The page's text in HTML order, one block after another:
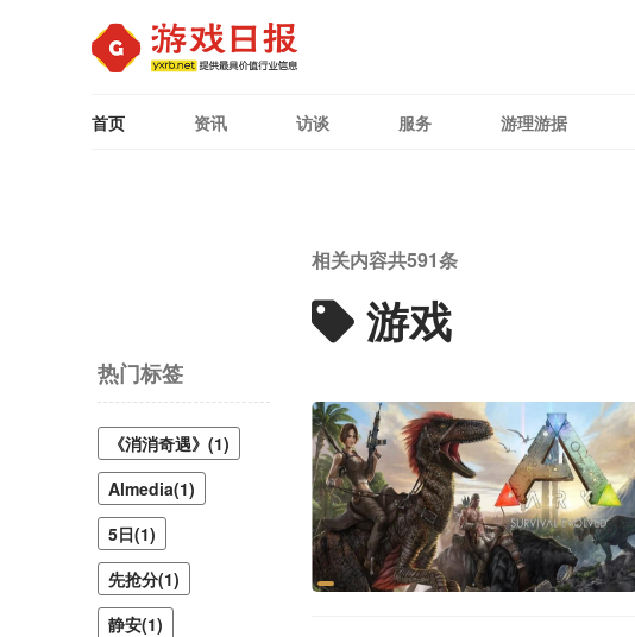
首页 资讯 访谈 服务 游理游据
热门标签
《消消奇遇》(1)
Almedia(1)
5日(1)
先抢分(1)
静安(1)
相关内容共591条
游戏